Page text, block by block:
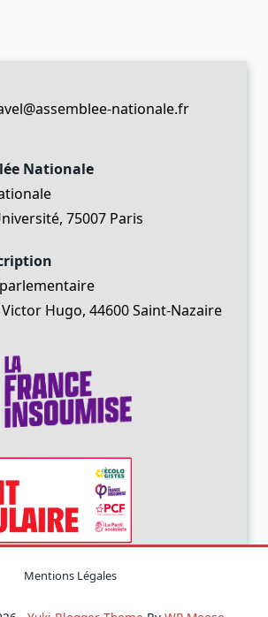
nationale.fr
Nationale
75007 Paris
Hugo, 44600 Saint-Nazaire
Mentions Légales